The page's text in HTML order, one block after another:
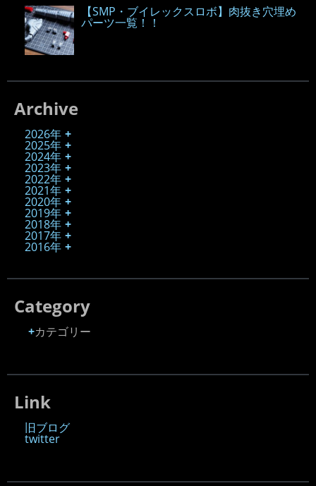
【SMP・ブイレックスロボ】肉抜き穴埋め
パーツ一覧！！
Archive
2026年
2025年
2024年
2023年
2022年
2021年
2020年
2019年
2018年
2017年
2016年
Category
カテゴリー
Link
旧ブログ
twitter